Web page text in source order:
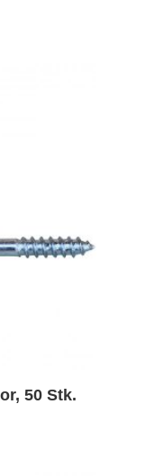
50 Stk.